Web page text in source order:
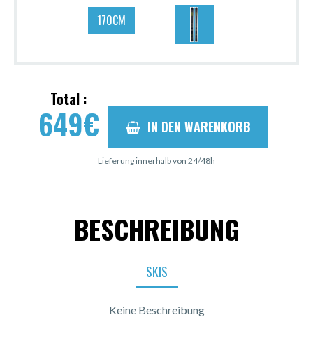
170CM
Total :
649€ IN DEN WARENKORB
Lieferung innerhalb von 24/48h
BESCHREIBUNG
SKIS
Keine Beschreibung